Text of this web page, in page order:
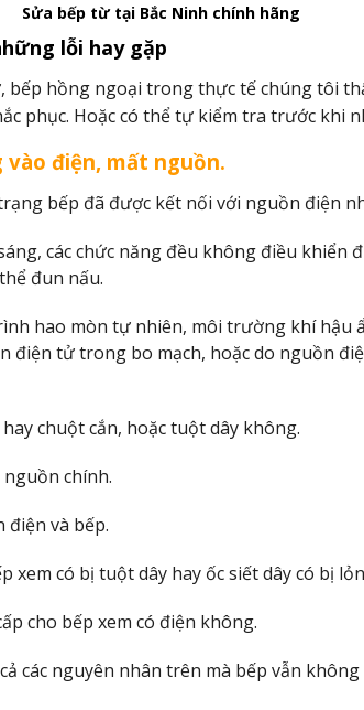
Sửa bếp từ tại Bắc Ninh chính hãng
lỗi hay gặp
bếp hồng ngoại trong thực tế chúng tôi
phục. Hoặc có thể tự kiểm tra trước khi
vào điện, mất nguồn.
bếp đã được kết nối với nguồn điện
các chức năng đều không điều khiển
đun nấu.
hao mòn tự nhiên, môi trường khí hậu
điện tử trong bo mạch, hoặc do nguồn
chuột cắn, hoặc tuột dây không.
chính.
và bếp.
xem có bị tuột dây hay ốc siết dây có bị
cho bếp xem có điện không.
các nguyên nhân trên mà bếp vẫn